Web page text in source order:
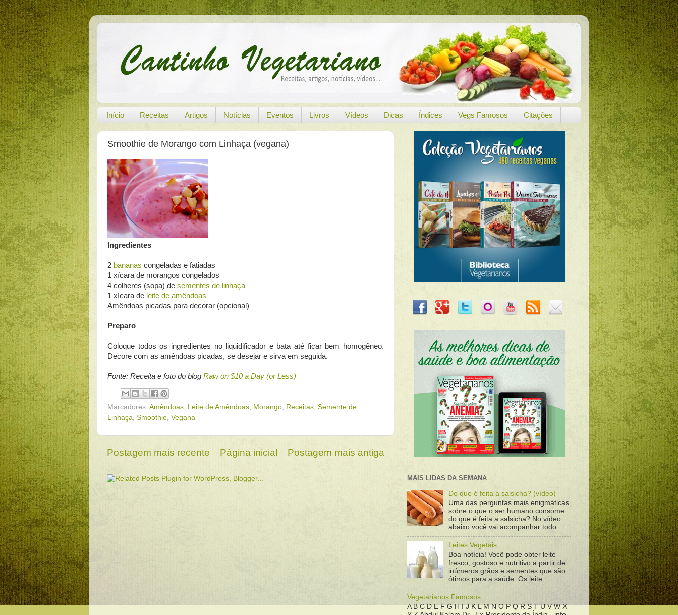
Início Receitas Artigos Notícias Eventos Livros Vídeos Dicas Índices Vegs Famosos Citações
Smoothie de Morango com Linhaça (vegana)
Ingredientes
2 bananas congeladas e fatiadas
1 xícara de morangos congelados
4 colheres (sopa) de sementes de linhaça
1 xícara de leite de amêndoas
Amêndoas picadas para decorar (opcional)
Preparo
Coloque todos os ingredientes no liquidificador e bata até ficar bem homogêneo.
Decore com as amêndoas picadas, se desejar e sirva em seguida.
Fonte: Receita e foto do blog Raw on $10 a Day (or Less)
Marcadores: Amêndoas Leite de Amêndoas Morango Receitas Semente de
Linhaça Smoothie Vegana
Postagem mais recente Postagem mais antiga
Página inicial
MAIS LIDAS DA SEMANA
Do que é feita a salsicha? (vídeo)
Uma das perguntas mais enigmáticas
sobre o que o ser humano consome:
do que é feita a salsicha? No vídeo
abaixo você vai acompanhar todo ...
Leites Vegetais
Boa notícia! Você pode obter leite
fresco, gostoso e nutritivo a partir de
inúmeros grãos e sementes que são
ótimos para a saúde. Os leite...
Vegetarianos Famosos
A B C D E F G H I J K L M N O P Q R S T U V W X